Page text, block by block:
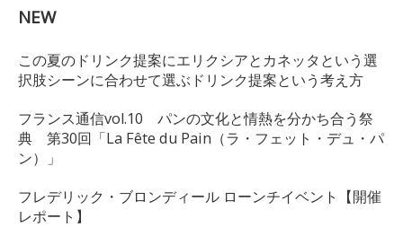
NEW
この夏のドリンク提案にエリクシアとカネッタという選
択肢シーンに合わせて選ぶドリンク提案という考え方
フランス通信vol.10 パンの文化と情熱を分かち合う祭
典 第30回「La Fête du Pain（ラ・フェット・デュ・パ
ン）」
フレデリック・ブロンディール ローンチイベント【開催
レポート】